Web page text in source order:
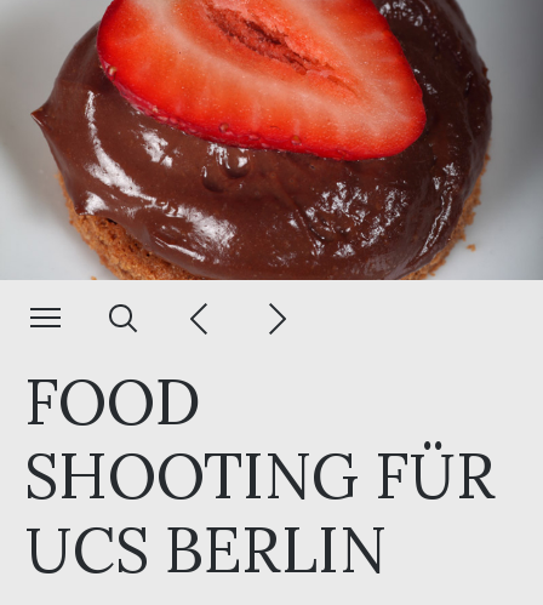
FOOD
SHOOTING FÜR
UCS BERLIN